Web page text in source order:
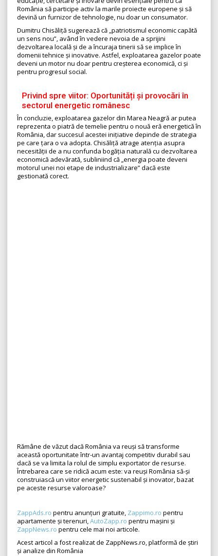
România să participe activ la marile proiecte europene și să
devină un furnizor de tehnologie, nu doar un consumator.
Dumitru Chisăliță sugerează că „patriotismul economic capătă
un sens nou”, având în vedere nevoia de a sprijini
dezvoltarea locală și de a încuraja tinerii să se implice în
domenii tehnice și inovative. Astfel, exploatarea gazelor poate
deveni un motor nu doar pentru creșterea economică, ci și
pentru progresul social.
Privind spre viitor: Oportunități și provocări în
sectorul energetic românesc
În concluzie, exploatarea gazelor din Marea Neagră ar putea
reprezenta o piatră de temelie pentru o nouă eră energetică în
România, dar succesul acestei inițiative depinde de strategia
pe care țara o va adopta. Chisăliță atrage atenția asupra
necesității de a nu confunda bogăția naturală cu dezvoltarea
economică adevărată, subliniind că „energia poate deveni
motorul unei noi etape de industrializare” dacă este
gestionată corect.
Rămâne de văzut dacă România va reuși să transforme
această oportunitate într-un avantaj competitiv durabil sau
dacă se va limita la rolul de simplu exportator de resurse.
Întrebarea care se ridică acum este: va reuși România să-și
construiască un viitor energetic sustenabil și inovator, bazat
pe aceste resurse valoroase?
ZappAds.ro pentru anunțuri gratuite, Zappimo.ro pentru
apartamente și terenuri,AutoZapp.ro pentru mașini și
ZappNews.ro pentru cele mai noi articole.
Acest articol a fost realizat de ZappNews.ro, platformă de știri
și analize din România